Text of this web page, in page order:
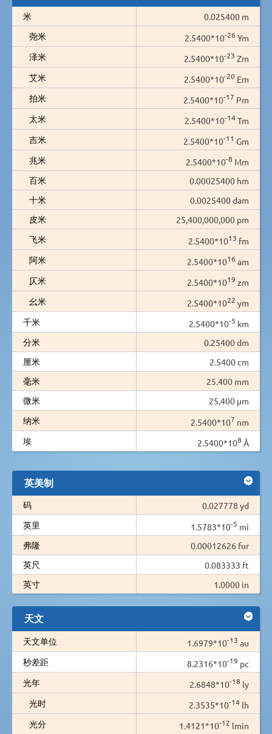
米
0.025400 m
尧米
2.5400*10-26 Ym
泽米
2.5400*10-23 Zm
艾米
2.5400*10-20 Em
拍米
2.5400*10-17 Pm
太米
2.5400*10-14Tm
吉米
2.5400*10-11 Gm
兆米
2.5400*10-8 Mm
百米
0.00025400 hm
十米
0.0025400 dam
皮米
25,400,000,000 pm
飞米
2.5400*1013 fm
阿米
2.5400*1016 am
仄米
2.5400*1019 zm
幺米
2.5400*1022 ym
千米
2.5400*10-5 km
分米
0.25400 dm
厘米
2.5400 cm
毫米
25.400 mm
微米
25,400 µm
纳米
2.5400*107 nm
埃
2.5400*108 Å
英美制
码
0.027778 yd
英里
1.5783*10-5 mi
弗隆
0.00012626 fur
英尺
0.083333 ft
英寸
1.0000 in
天文
天文单位 1.6979*10-13 au
秒差距
8.2316*10-19 pc
光年
2.6848*10-18 ly
光时
2.3535*10-14 lh
光分
1.4121*10-12 lmin